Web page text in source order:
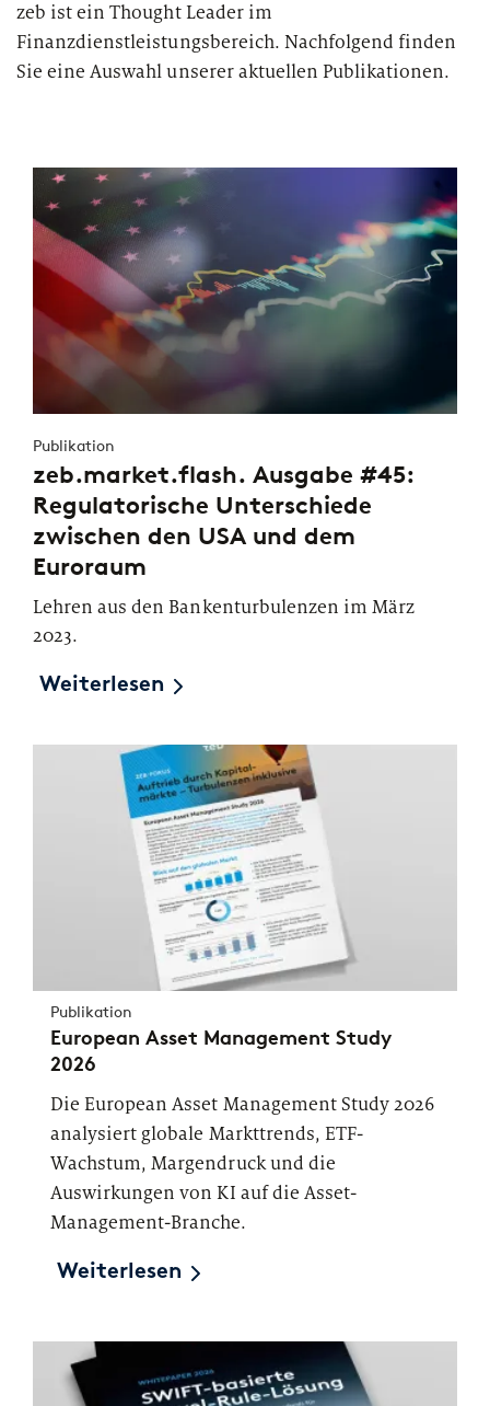
zeb ist ein Thought Leader im
Finanzdienstleistungsbereich. Nachfolgend finden
Sie eine Auswahl unserer aktuellen Publikationen.
Publikation
zeb.market.flash. Ausgabe #45:
Regulatorische Unterschiede
zwischen den USA und dem
Euroraum
Lehren aus den Bankenturbulenzen im März
2023.
Weiterlesen
Publikation
European Asset Management Study
2026
Die European Asset Management Study 2026
analysiert globale Markttrends, ETF-
Wachstum, Margendruck und die
Auswirkungen von KI auf die Asset-
Management-Branche.
Weiterlesen